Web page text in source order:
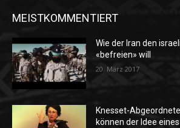
MEISTKOMMENTIERT
Wie der Iran den
«befreien» will
20. März 2017
Knesset-
können der Idee